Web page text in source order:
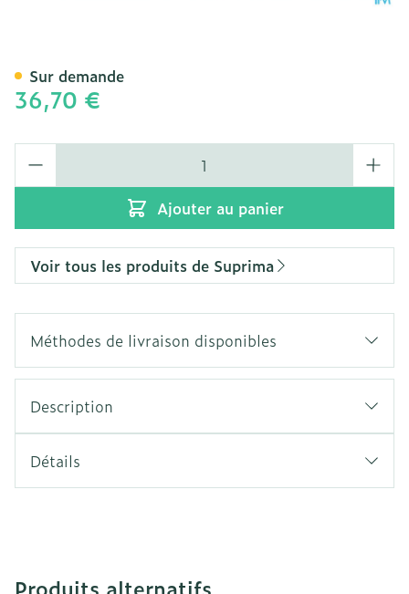
36,70 €
Ajouter au panier
Sur demande
Voir tous les produits de Suprima
Méthodes de livraison disponibles
Description
Détails